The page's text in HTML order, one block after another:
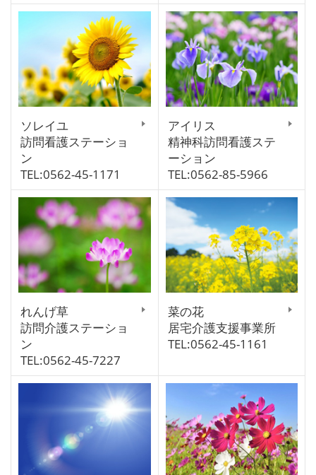
ソレイユ
訪問看護ステーショ
ン
TEL:0562-45-1171
アイリス
精神科訪問看護ステ
ーション
TEL:0562-85-5966
れんげ草
訪問介護ステーショ
ン
TEL:0562-45-7227
菜の花
居宅介護支援事業所
TEL:0562-45-1161